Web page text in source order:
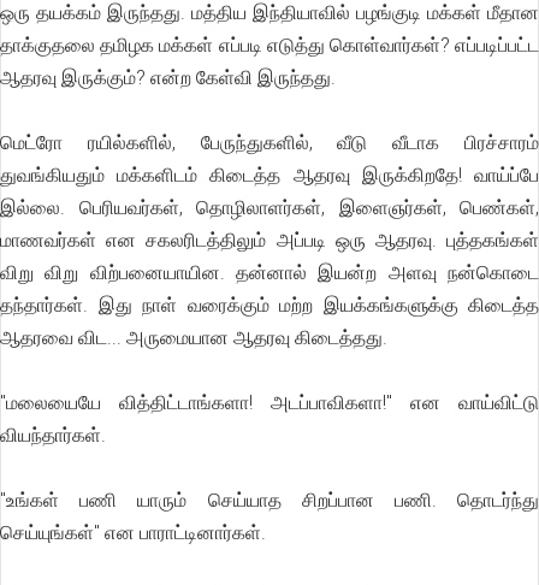
ஒரு தயக்கம் இருந்தது. மத்திய இந்தியாவில் பழங்குடி மக்கள் மீதான
தாக்குதலை தமிழக மக்கள் எப்படி எடுத்து கொள்வார்கள்? எப்படிப்பட்ட
ஆதரவு இருக்கும்? என்ற கேள்வி இருந்தது.
மெட்ரோ ரயில்களில், பேருந்துகளில், வீடு வீடாக பிரச்சாரம்
துவங்கியதும் மக்களிடம் கிடைத்த ஆதரவு இருக்கிறதே! வாய்ப்பே
இல்லை. பெரியவர்கள், தொழிலாளர்கள், இளைஞர்கள், பெண்கள்,
மாணவர்கள் என சகலரிடத்திலும் அப்படி ஒரு ஆதரவு. புத்தகங்கள்
விறு விறு விற்பனையாயின. தன்னால் இயன்ற அளவு நன்கொடை
தந்தார்கள். இது நாள் வரைக்கும் மற்ற இயக்கங்களுக்கு கிடைத்த
ஆதரவை விட... அருமையான ஆதரவு கிடைத்தது.
"மலையையே வித்திட்டாங்களா! அடப்பாவிகளா!" என வாய்விட்டு
வியந்தார்கள்.
"உங்கள் பணி யாரும் செய்யாத சிறப்பான பணி. தொடர்ந்து
செய்யுங்கள்" என பாராட்டினார்கள்.